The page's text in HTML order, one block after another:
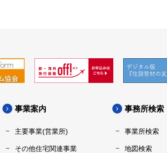
事業案内
主要事業(営業所)
その他住宅関連事業
事務所検索
事業所検索
地図検索